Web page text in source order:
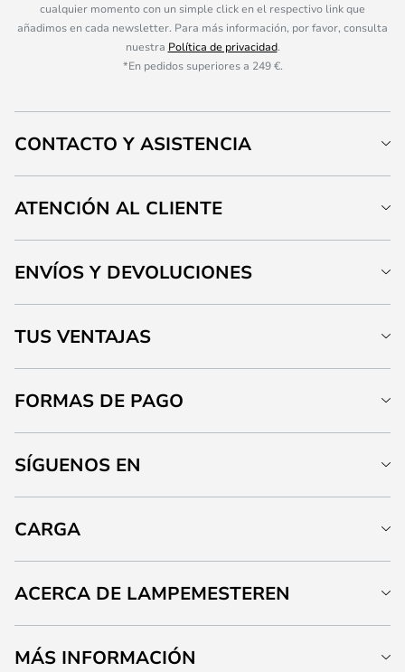
cualquier momento con un simple click en el respectivo link que
añadimos en cada newsletter. Para más información, por favor, consulta
nuestra Política de privacidad.
*En pedidos superiores a 249 €.
CONTACTO Y ASISTENCIA
ATENCIÓN AL CLIENTE
ENVÍOS Y DEVOLUCIONES
TUS VENTAJAS
FORMAS DE PAGO
SÍGUENOS EN
CARGA
ACERCA DE LAMPEMESTEREN
MÁS INFORMACIÓN